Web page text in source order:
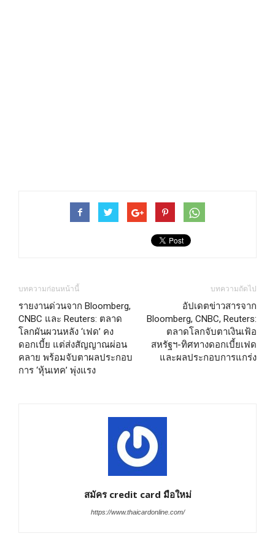
บทความก่อนหน้านี้
รายงานด่วนจาก Bloomberg,
CNBC และ Reuters: ตลาด
โลกผันผวนหลัง ‘เฟด’ คง
ดอกเบี้ย แต่ส่งสัญญาณผ่อน
คลาย พร้อมจับตาผลประกอบ
การ ‘หุ้นเทค’ พุ่งแรง
บทความถัดไป
อัปเดตข่าวสารจาก
Bloomberg, CNBC, Reuters:
ตลาดโลกจับตาเงินเฟ้อ
สหรัฐฯ-ทิศทางดอกเบี้ยเฟด
และผลประกอบการแกร่ง
สมัคร credit card มือใหม่
https://www.thaicardonline.com/